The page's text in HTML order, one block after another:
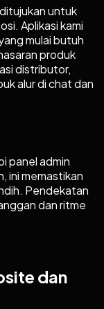
untuk
Aplikasi kami
mulai butuh
produk
distributor,
alur di chat dan
panel admin
ini memastikan
Pendekatan
dan ritme
dan